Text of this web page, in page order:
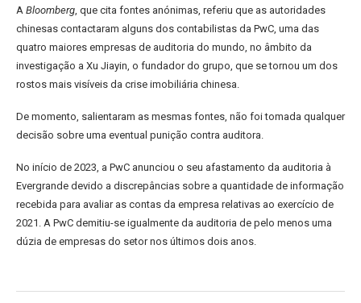
A Bloomberg, que cita fontes anónimas, referiu que as autoridades
chinesas contactaram alguns dos contabilistas da PwC, uma das
quatro maiores empresas de auditoria do mundo, no âmbito da
investigação a Xu Jiayin, o fundador do grupo, que se tornou um dos
rostos mais visíveis da crise imobiliária chinesa.
De momento, salientaram as mesmas fontes, não foi tomada qualquer
decisão sobre uma eventual punição contra auditora.
No início de 2023, a PwC anunciou o seu afastamento da auditoria à
Evergrande devido a discrepâncias sobre a quantidade de informação
recebida para avaliar as contas da empresa relativas ao exercício de
2021. A PwC demitiu-se igualmente da auditoria de pelo menos uma
dúzia de empresas do setor nos últimos dois anos.